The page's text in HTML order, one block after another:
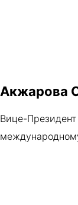
Акжарова
Вице-